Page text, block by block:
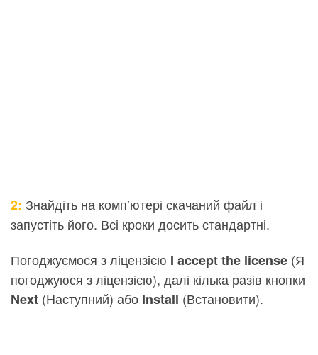
2: Знайдіть на комп’ютері скачаний файл і
запустіть його. Всі кроки досить стандартні.
Погоджуємося з ліцензією I accept the license (Я
погоджуюся з ліцензією), далі кілька разів кнопки
Next (Наступний) або Install (Встановити).